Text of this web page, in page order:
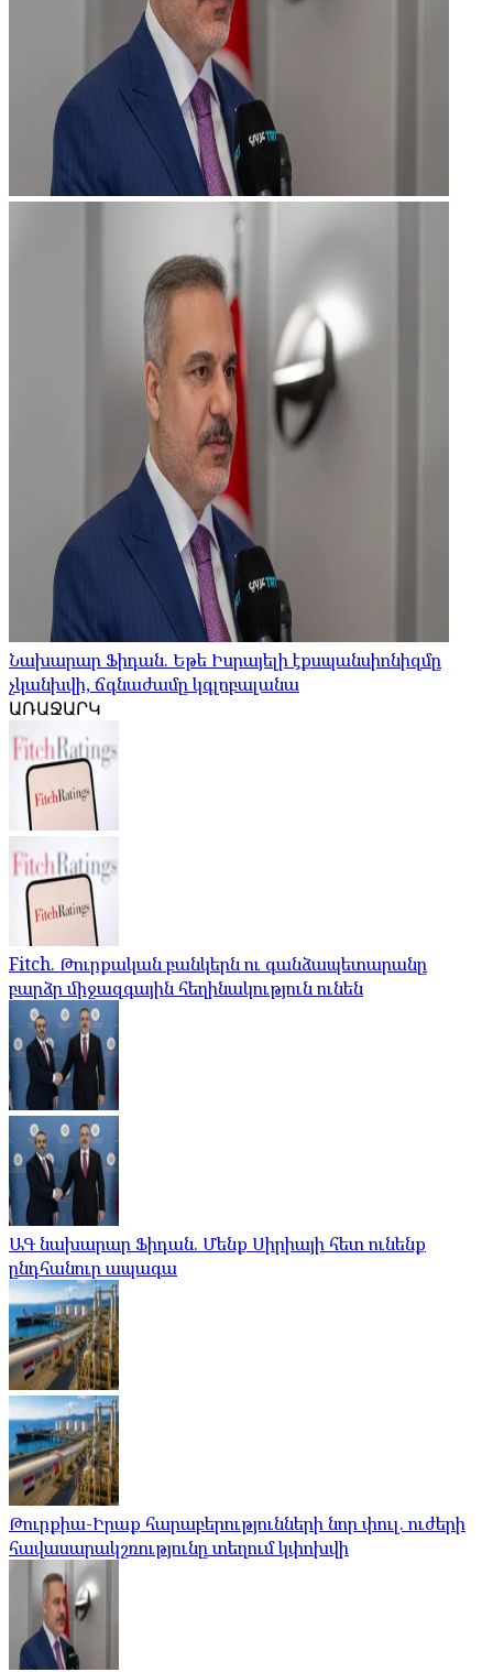
Նախարար Ֆիդան. Եթե Իսրայելի էքսպանսիոնիզմը
չկանխվի, ճգնաժամը կգլոբալանա
ԱՌԱՋԱՐԿ
Fitch. Թուրքական բանկերն ու գանձապետարանը
բարձր միջազգային հեղինակություն ունեն
ԱԳ նախարար Ֆիդան. Մենք Սիրիայի հետ ունենք
ընդհանուր ապագա
Թուրքիա-Իրաք հարաբերությունների նոր փուլ. ուժերի
հավասարակշռությունը տեղում կփոխվի